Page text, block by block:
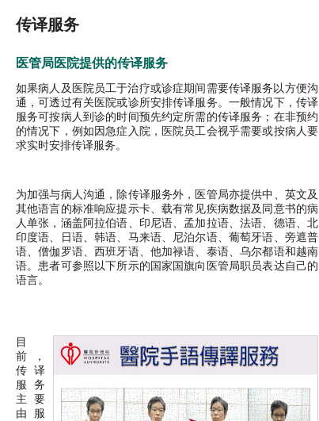
传译服务
医管局医院提供的传译服务
如果病人及医院员工于治疗或诊症期间需要传译服务以方便沟
通，可透过有关医院或诊所安排传译服务。一般情况下，传译
服务可按病人到诊的时间预先约定所需的传译服务；在非预约
的情况下，例如因急症入院，医院员工会视乎需要或按病人要
求实时安排传译服务。
为加强与病人沟通，除传译服务外，医管局亦提供中、英文及
其他语言的标准响应提示卡、载有常见疾病数据及同意书的病
人单张，涵盖阿拉伯语、印尼语、孟加拉语、法语、德语、北
印度语、日语、韩语、马来语、尼泊尔语、葡萄牙语、旁遮普
语、僧伽罗语、西班牙语、他加禄语、泰语、乌尔都语和越南
语。患者可参照以下所示的国家国旗向医管局职员表达自己的
语言。
目
前，
传译
服务
主要
由服